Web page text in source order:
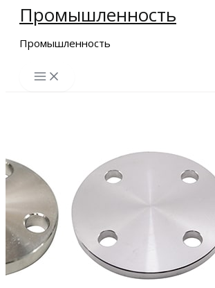
Перейти
содержимому
Промышленность
Промышленность